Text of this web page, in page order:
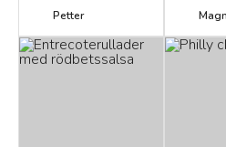
Petter